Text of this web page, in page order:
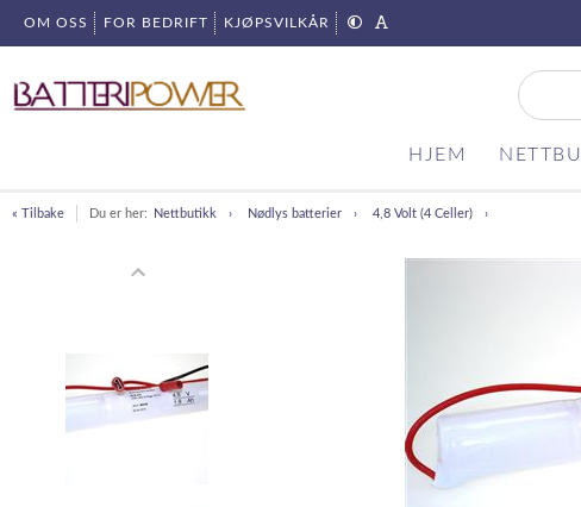
OM OSS FOR BEDRIFT KJØPSVILKÅR
HJEM
« Tilbake Du er her: Nettbutikk Nødlys batterier 4,8 Volt (4 Celler)